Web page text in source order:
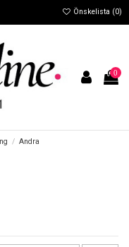
Önskelista (0)
0
Andra